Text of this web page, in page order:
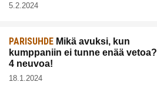
5.2.2024
PARISUHDE Mikä avuksi, kun
kumppaniin ei tunne enää vetoa?
4 neuvoa!
18.1.2024